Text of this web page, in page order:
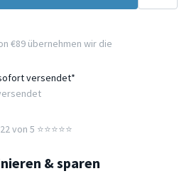
€89 übernehmen wir die
versendet*
von 5 ⭐️⭐️⭐️⭐️⭐️
& sparen